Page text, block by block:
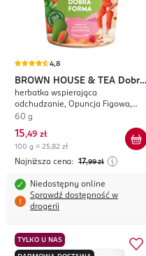
4,8
BROWN HOUSE & TEA Dobra
Forma
herbatka wspierająca
odchudzanie, Opuncja Figowa,
suplement diety
60 g
15,49 zł
100 g = 25,82 zł
Najniższa cena: 17,99 zł
Niedostępny online
Sprawdź dostępność w
drogerii
TYLKO U NAS